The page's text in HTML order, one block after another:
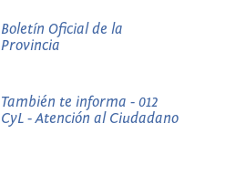
Boletín Oficial de la
Provincia
También te informa - 012
CyL - Atención al Ciudadano